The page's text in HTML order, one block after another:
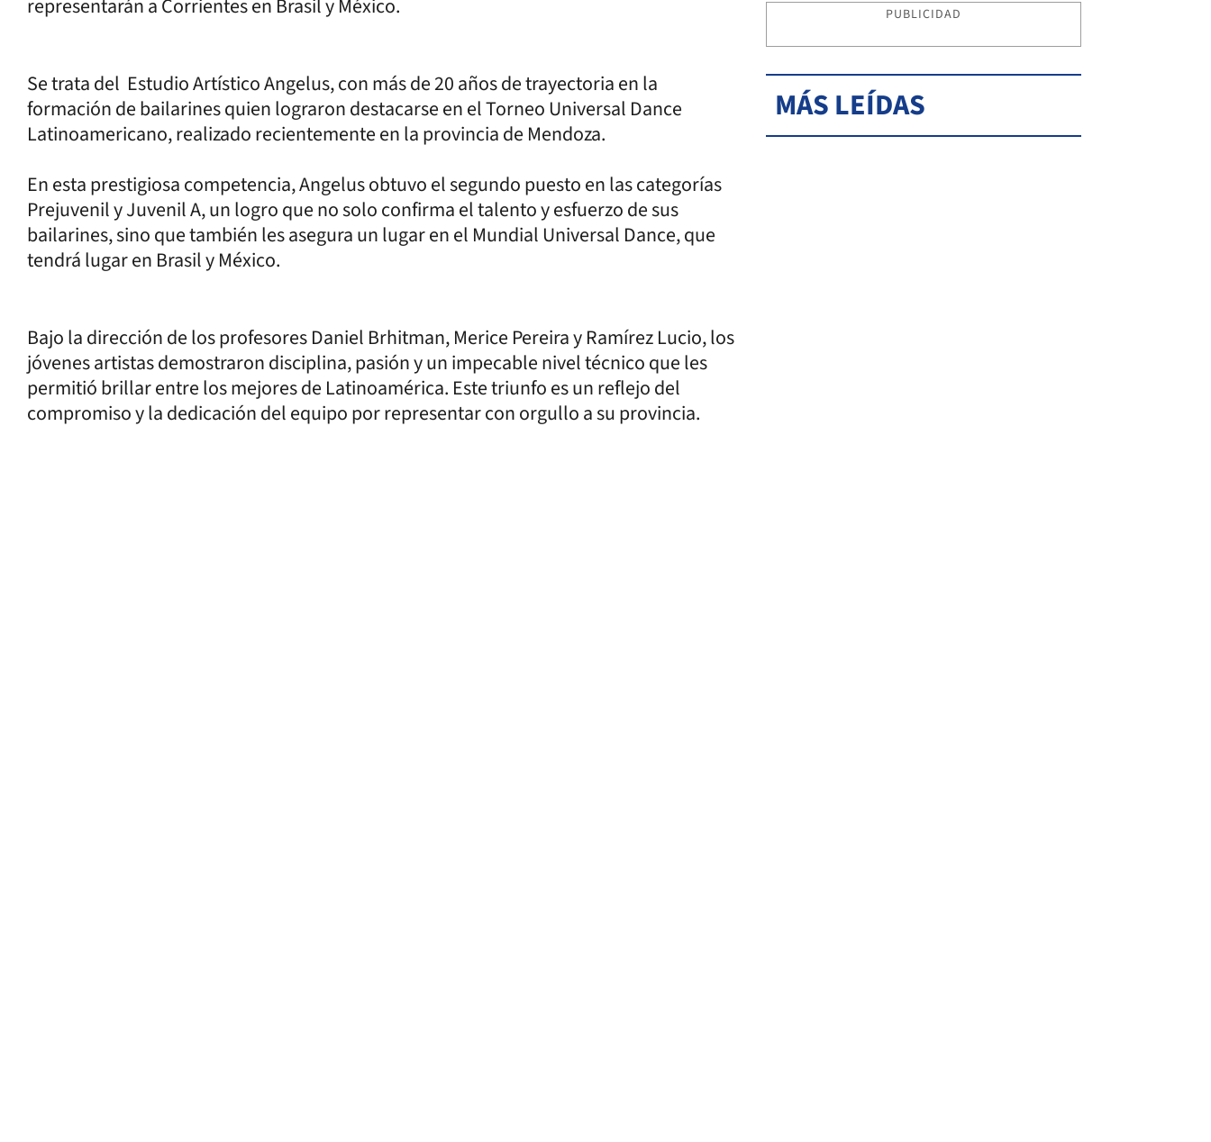
representarán a Corrientes en Brasil y México.
Se trata del Estudio Artístico Angelus, con más de 20 años de trayectoria en la
formación de bailarines quien lograron destacarse en el Torneo Universal Dance
Latinoamericano, realizado recientemente en la provincia de Mendoza.
En esta prestigiosa competencia, Angelus obtuvo el segundo puesto en las categorías
Prejuvenil y Juvenil A, un logro que no solo confirma el talento y esfuerzo de sus
bailarines, sino que también les asegura un lugar en el Mundial Universal Dance, que
tendrá lugar en Brasil y México.
Bajo la dirección de los profesores Daniel Brhitman, Merice Pereira y Ramírez Lucio, los
jóvenes artistas demostraron disciplina, pasión y un impecable nivel técnico que les
permitió brillar entre los mejores de Latinoamérica. Este triunfo es un reflejo del
compromiso y la dedicación del equipo por representar con orgullo a su provincia.
PUBLICIDAD
MÁS LEÍDAS